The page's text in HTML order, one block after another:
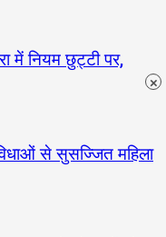
में नियम छुट्टी पर,
से सुसज्जित महिला
×